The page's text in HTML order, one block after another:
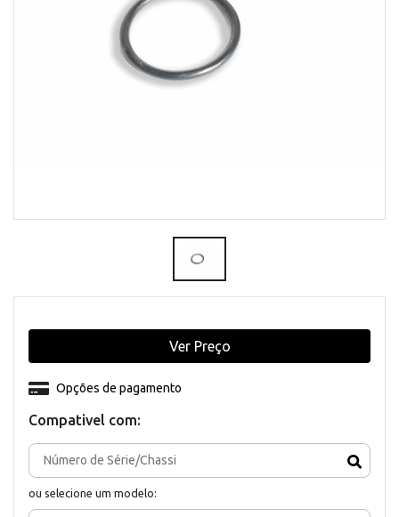
Compativel com:
ou selecione um modelo:
Opções de pagamento
Ver Preço